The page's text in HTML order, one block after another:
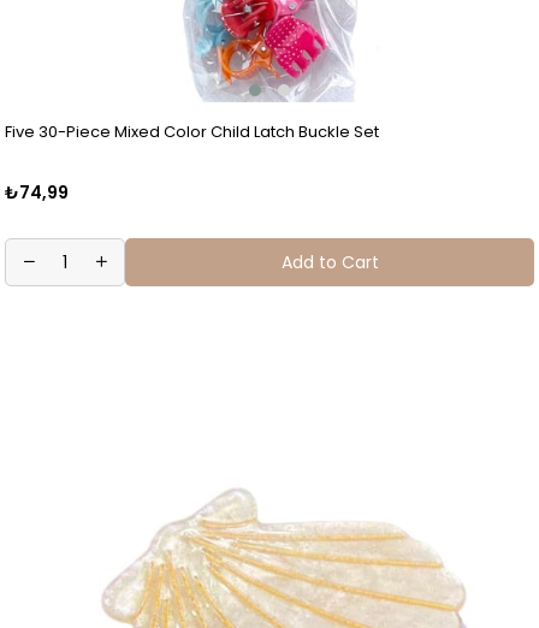
Five 30-Piece Mixed Color Child Latch Buckle Set
₺74,99
Add to Cart